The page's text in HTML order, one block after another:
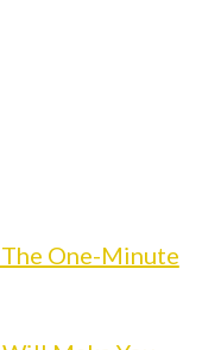
The One-Minute